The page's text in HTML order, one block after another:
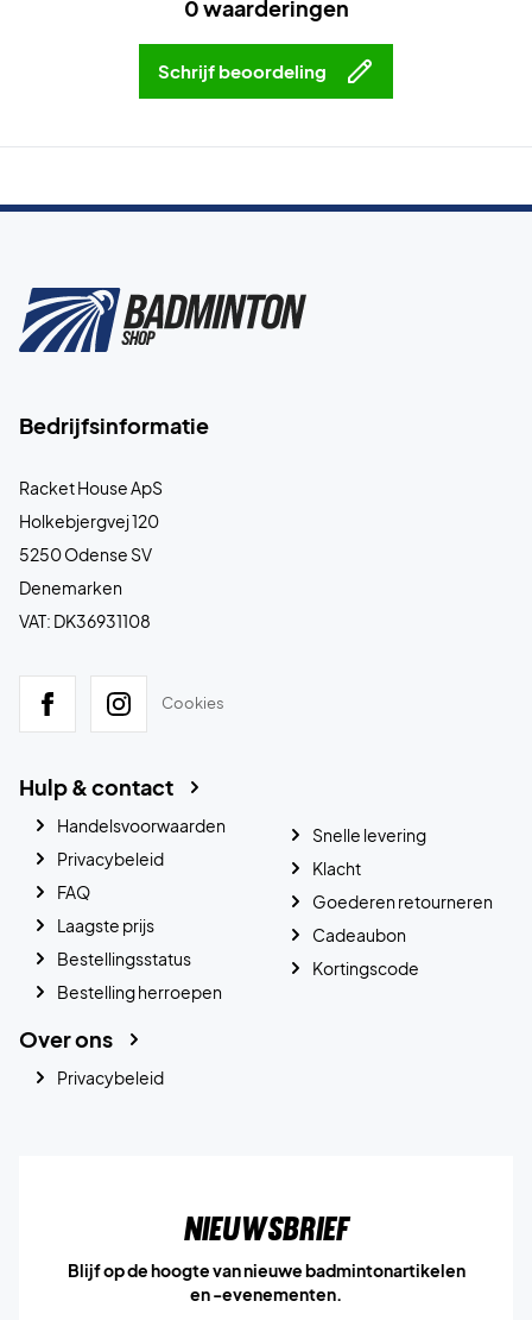
0 waarderingen
Schrijf beoordeling
Bedrijfsinformatie
Racket House ApS
Holkebjergvej 120
5250 Odense SV
Denemarken
VAT: DK36931108
Cookies
Hulp & contact
Handelsvoorwaarden
Privacybeleid
FAQ
Laagste prijs
Bestellingsstatus
Bestelling herroepen
Snelle levering
Klacht
Goederen retourneren
Cadeaubon
Kortingscode
Over ons
Privacybeleid
Nieuwsbrief
Blijf op de hoogte van nieuwe badmintonartikelen
en -evenementen.